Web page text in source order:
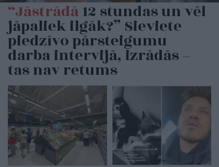
“Jāstrādā12 stundas un vēl
jāpaliek ilgāk?” Sieviete
piedzīvo pārsteigumu
darba intervijā, izrādās –
tas nav retums